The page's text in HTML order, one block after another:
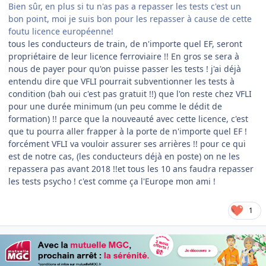
Bien sûr, en plus si tu n'as pas a repasser les tests c'est un
bon point, moi je suis bon pour les repasser à cause de cette
foutu licence européenne!
tous les conducteurs de train, de n'importe quel EF, seront
propriétaire de leur licence ferroviaire !! En gros se sera à
nous de payer pour qu'on puisse passer les tests ! j'ai déjà
entendu dire que VFLI pourrait subventionner les tests à
condition (bah oui c'est pas gratuit !!) que l'on reste chez VFLI
pour une durée minimum (un peu comme le dédit de
formation) !! parce que la nouveauté avec cette licence, c'est
que tu pourra aller frapper à la porte de n'importe quel EF !
forcément VFLI va vouloir assurer ses arrières !! pour ce qui
est de notre cas, (les conducteurs déjà en poste) on ne les
repassera pas avant 2018 !!et tous les 10 ans faudra repasser
les tests psycho ! c'est comme ça l'Europe mon ami !
1